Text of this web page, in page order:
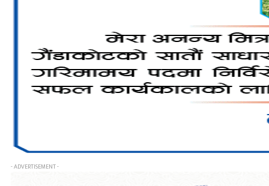
- ADVERTISEMENT -